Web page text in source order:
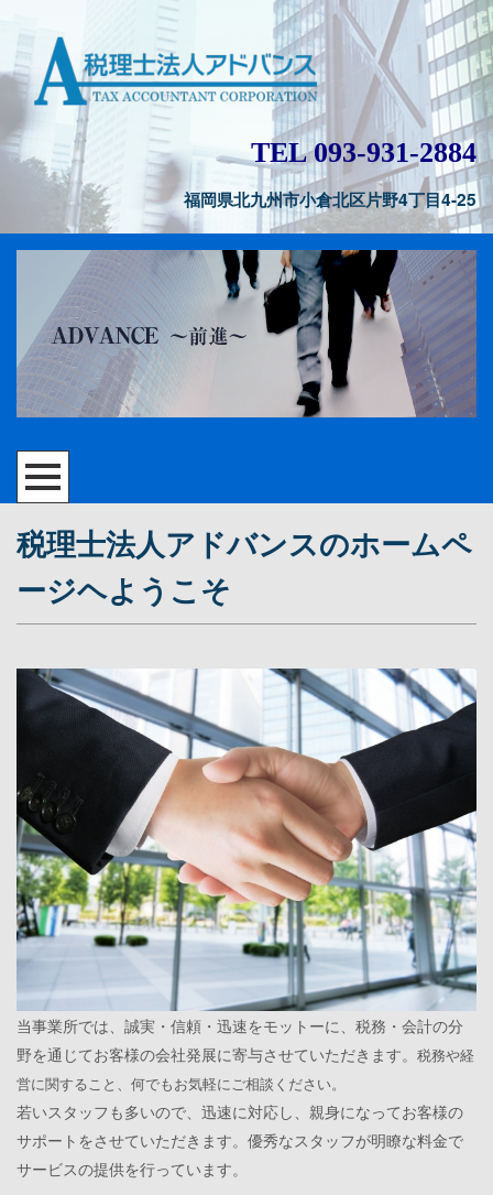
TEL 093-931-2884
福岡県北九州市小倉北区片野4丁目4-25
税理士法人アドバンスのホームペ
ージヘようこそ
当事業所では、誠実・信頼・迅速をモットーに、税務・会計の分
野を通じてお客様の会社発展に寄与させていただきます。 税務や経
営に関すること、何でもお気軽にご相談ください。
若いスタッフも多いので、迅速に対応し、親身になってお客様の
サポートをさせていただきます。優秀なスタッフが明瞭な料金で
サービスの提供を行っています。